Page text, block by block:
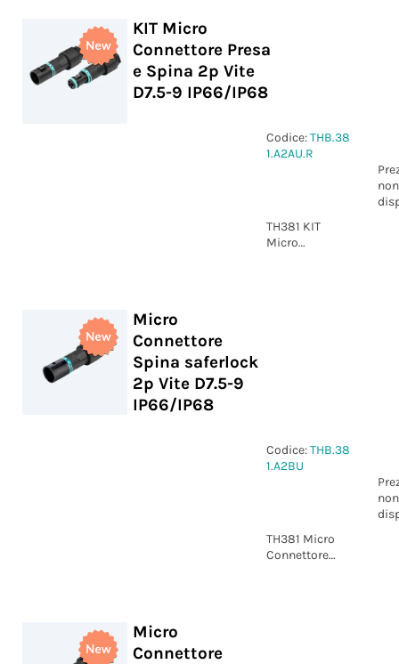
KIT Micro
Connettore Presa
e Spina 2p Vite
D7.5-9 IP66/IP68
Codice:THB.38
1.A2AU.R
non
TH381 KIT
Micro
Micro
Connettore
Spina saferlock
2p Vite D7.5-9
IP66/IP68
Codice:THB.38
1.A2BU
non
TH381 Micro
Connettore
Micro
Connettore